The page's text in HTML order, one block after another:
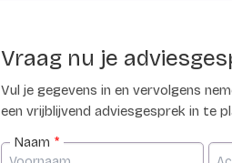
Vraag nu je
Vul je gegevens in en vervolgens
een vrijblijvend adviesgesprek in te
Naam *